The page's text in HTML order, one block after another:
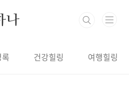
나
건강힐링 여행힐링